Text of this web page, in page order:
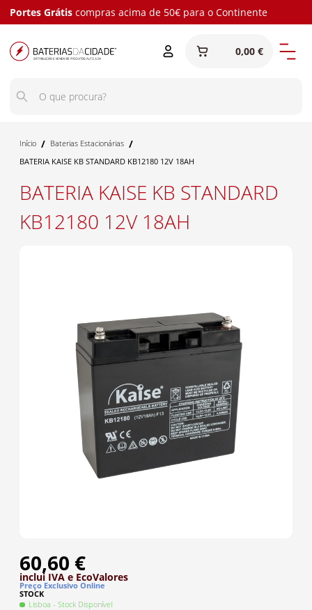
Portes Grátis compras acima de 50€ para o Continente
0,00 €
Início / Baterias Estacionárias /
BATERIA KAISE KB STANDARD KB12180 12V 18AH
BATERIA KAISE KB STANDARD
KB12180 12V 18AH
60,60 €
inclui IVA e EcoValores
Preço Exclusivo Online
STOCK
Lisboa - Stock Disponível